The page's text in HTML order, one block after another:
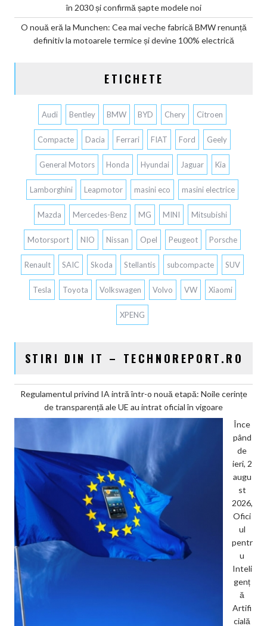
în 2030 și confirmă șapte modele noi
O nouă eră la Munchen: Cea mai veche fabrică BMW renunță
definitiv la motoarele termice și devine 100% electrică
ETICHETE
Audi Bentley BMW BYD Chery Citroen
Compacte Dacia Ferrari FIAT Ford Geely
General Motors Honda Hyundai Jaguar Kia
Lamborghini Leapmotor masini eco masini electrice
Mazda Mercedes-Benz MG MINI Mitsubishi
Motorsport NIO Nissan Opel Peugeot Porsche
Renault SAIC Skoda Stellantis subcompacte SUV
Tesla Toyota Volkswagen Volvo VW Xiaomi
XPENG
STIRI DIN IT – TECHNOREPORT.RO
Regulamentul privind IA intră într-o nouă etapă: Noile cerințe
de transparență ale UE au intrat oficial în vigoare
Înce
pând
de
ieri, 2
augu
st
2026,
Ofici
ul
pentr
u
Inteli
genț
ă
Artifi
cială